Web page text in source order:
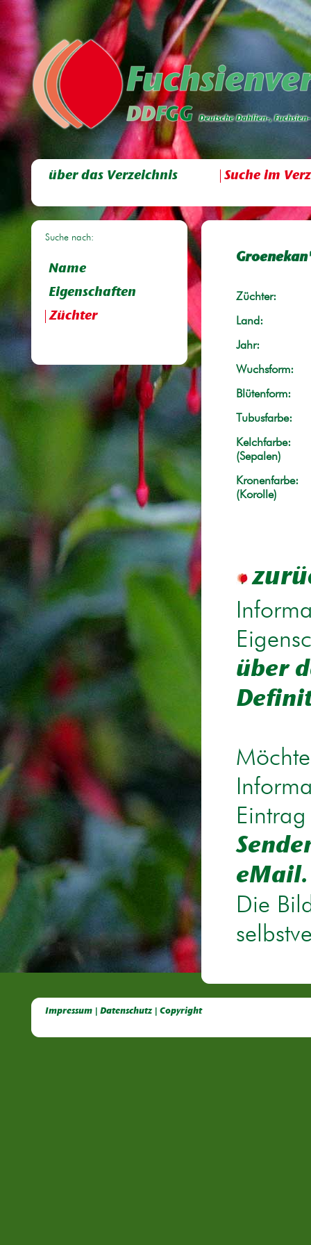
über das Verzeichnis Suche im
Suche nach:
Name
Eigenschaften
Züchter
Züchter:
Land:
Jahr:
Wuchsform:
Blütenform:
Tubusfarbe:
Kelchfarbe:
(Sepalen)
Kronenfarbe:
(Korolle)
über
eMail.
Die
Impressum | Datenschutz | Copyright